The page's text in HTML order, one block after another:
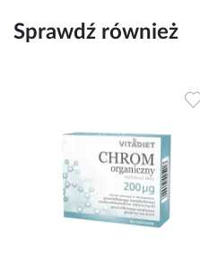
Sprawdź również